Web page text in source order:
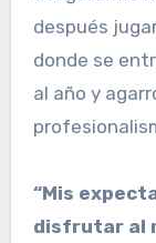
después
donde se
al año y
“Mis
disfrutar al